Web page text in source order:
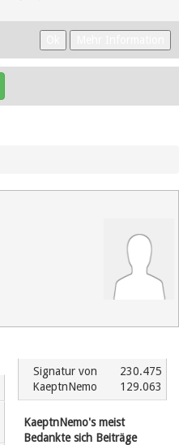
Signatur von
KaeptnNemo
230.475
129.063
KaeptnNemo's meist
Bedankte sich Beiträge